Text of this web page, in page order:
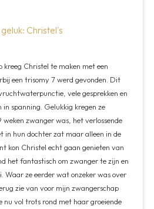
Christel's
kreeg Christel te maken met een
een trisomy 7 werd gevonden. Dit
vele gesprekken en
spanning. Gelukkig kregen ze
zwanger was, het verlossende
in hun dochter zat maar alleen in de
kon Christel echt gaan genieten van
het fantastisch om zwanger te zijn en
Waar ze eerder wat onzeker was over
zie van voor mijn zwangerschap
nu vol trots rond met haar groeiende